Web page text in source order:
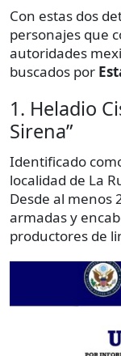
Con estas dos
personajes que
autoridades
buscados por
1. Heladio
Sirena”
Identificado
localidad de La
Desde al menos
armadas y
productores de